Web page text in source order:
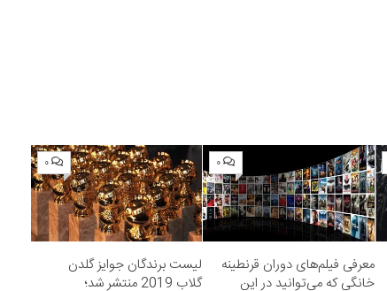
۰
معرفی فیلم‌های دوران قرنطینه
خانگی که می‌توانید در این
۰
لیست برندگان جوایز گلدن
گلاب 2019 منتشر شد؛